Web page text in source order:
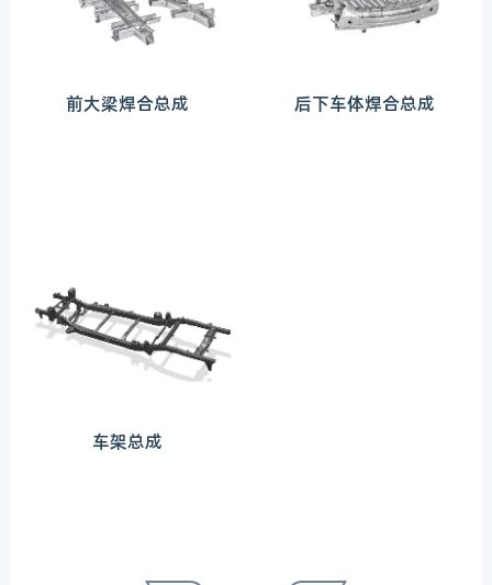
前大梁焊合总成 后下车体焊合总成
车架总成